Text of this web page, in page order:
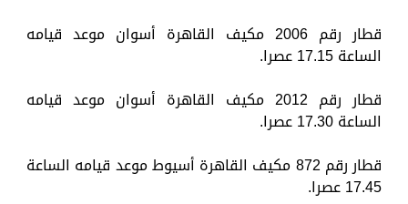
قطار رقم 2006 مكيف القاهرة أسوان موعد قيامه
الساعة 17.15 عصرا.
قطار رقم 2012 مكيف القاهرة أسوان موعد قيامه
الساعة 17.30 عصرا.
قطار رقم 872 مكيف القاهرة أسيوط موعد قيامه الساعة
17.45 عصرا.